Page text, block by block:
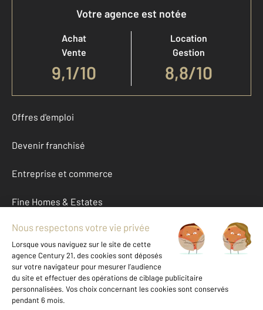
Votre agence est notée
Achat
Vente
9,1/10
Location
Gestion
8,8/10
Offres d'emploi
Devenir franchisé
Entreprise et commerce
Fine Homes & Estates
À propos
International
Nous contacter